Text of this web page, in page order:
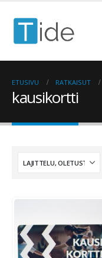
ETUSIVU RATKAISUT
kausikortti